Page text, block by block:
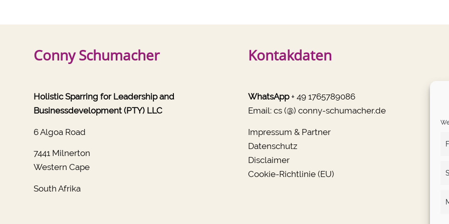
Conny Schumacher
Holistic Sparring for Leadership and
Businessdevelopment (PTY) LLC
6 Algoa Road
7441 Milnerton
Western Cape
South Afrika
Kontakdaten
WhatsApp+ 49 1765789086
Email: cs (@) conny-schumacher.de
Impressum & Partner
Datenschutz
Disclaimer
Cookie-Richtlinie (EU)